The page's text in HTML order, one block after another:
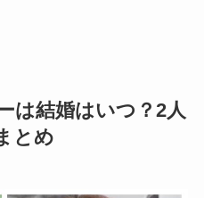
は結婚はいつ？2人
とめ